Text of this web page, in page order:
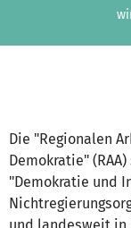
Die "Regionalen
Demokratie"
"Demokratie und